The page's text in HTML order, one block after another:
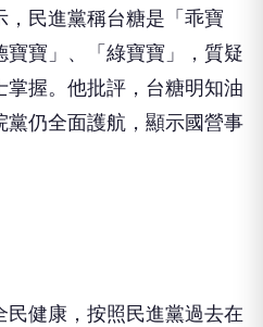
，民進黨稱台糖是「乖寶
寶」、「綠寶寶」，質疑
握。他批評，台糖明知油
黨仍全面護航，顯示國營事
健康，按照民進黨過去在